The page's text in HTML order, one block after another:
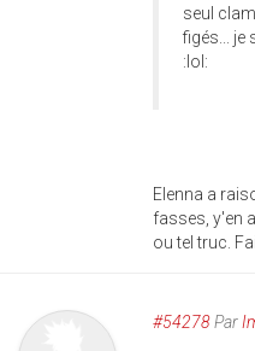
seul
figés... je
:lol:
Elenna a
fasses, y'en
ou tel truc.
#54278Par